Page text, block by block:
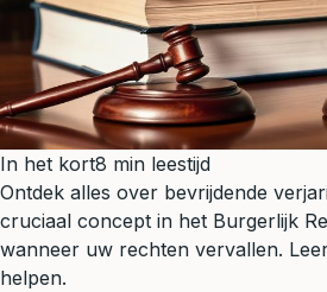
In het kort8 min leestijd
Ontdek alles over bevrijdende
cruciaal concept in het Burgerlijk
wanneer uw rechten vervallen.
helpen.